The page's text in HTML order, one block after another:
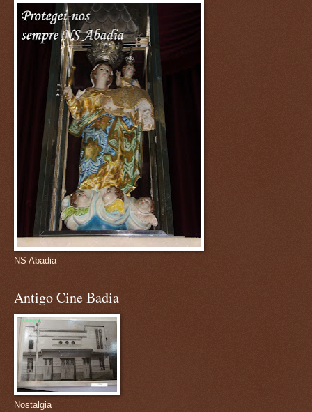
NS Abadia
Antigo Cine Badia
Nostalgia